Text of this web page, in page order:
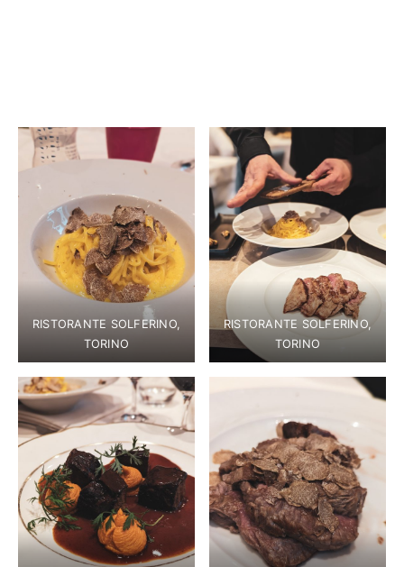
RISTORANTE SOLFERINO,
TORINO
RISTORANTE SOLFERINO,
TORINO